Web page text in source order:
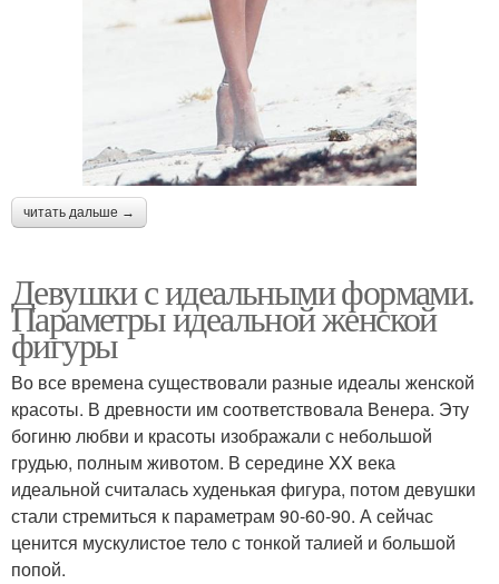
читать дальше →
Девушки с идеальными формами.
Параметры идеальной женской
фигуры
Во все времена существовали разные идеалы женской
красоты. В древности им соответствовала Венера. Эту
богиню любви и красоты изображали с небольшой
грудью, полным животом. В середине XX века
идеальной считалась худенькая фигура, потом девушки
стали стремиться к параметрам 90-60-90. А сейчас
ценится мускулистое тело с тонкой талией и большой
попой.